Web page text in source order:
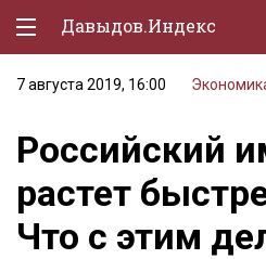
Давыдов.Индекс
Политическая жизнь
Экономика
Природа
Образование
7 августа 2019, 16:00
Российский
растет
Что с этим